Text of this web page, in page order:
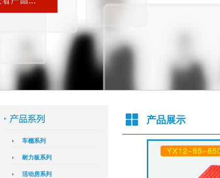
车棚系列
耐力板系列
活动房系列
产品展示